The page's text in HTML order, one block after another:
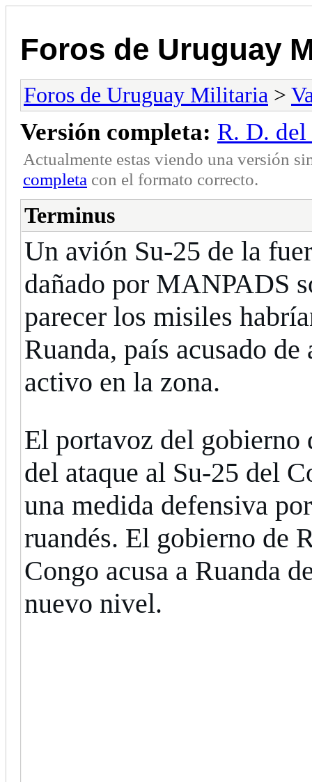
Foros de Uruguay
Foros de Uruguay Militaria >
Versión completa: R. D.
Actualmente estas viendo una versión
completa con el formato correcto.
Terminus
Un avión Su-25 de la
dañado por MANPADS
parecer los misiles
Ruanda, país acusado
activo en la zona.
El portavoz del gobierno
del ataque al Su-25 del
una medida defensiva
ruandés. El gobierno de
Congo acusa a Ruanda
nuevo nivel.